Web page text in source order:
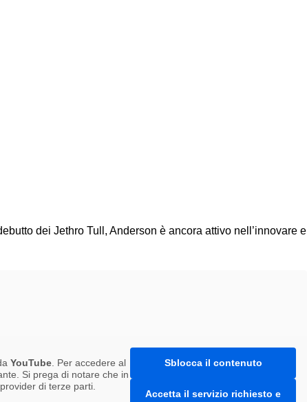
dei Jethro Tull, Anderson è ancora attivo nell’innovare e
YouTube . Per accedere al
Si prega di notare che in
di terze parti.
Sblocca il contenuto
Accetta il servizio richiesto e